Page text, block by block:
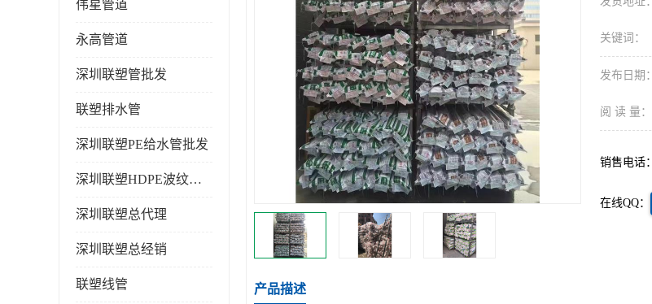
伟星管道
永高管道
深圳联塑管批发
联塑排水管
深圳联塑PE给水管批发
深圳联塑HDPE波纹管批发
深圳联塑总代理
深圳联塑总经销
联塑线管
关键词：
发布日期：
阅 读 量：
销售电话：
在线QQ：
产品描述